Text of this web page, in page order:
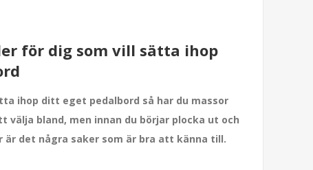
för dig som vill sätta ihop
ihop ditt eget pedalbord så har du massor
välja bland, men innan du börjar plocka ut och
är det några saker som är bra att känna till.